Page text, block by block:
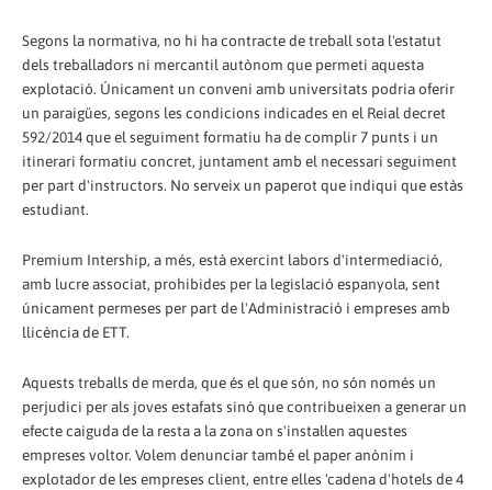
Segons la normativa, no hi ha contracte de treball sota l'estatut
dels treballadors ni mercantil autònom que permeti aquesta
explotació. Únicament un conveni amb universitats podria oferir
un paraigües, segons les condicions indicades en el Reial decret
592/2014 que el seguiment formatiu ha de complir 7 punts i un
itinerari formatiu concret, juntament amb el necessari seguiment
per part d'instructors. No serveix un paperot que indiqui que estàs
estudiant.
Premium Intership, a més, està exercint labors d'intermediació,
amb lucre associat, prohibides per la legislació espanyola, sent
únicament permeses per part de l'Administració i empreses amb
llicència de ETT.
Aquests treballs de merda, que és el que són, no són només un
perjudici per als joves estafats sinó que contribueixen a generar un
efecte caiguda de la resta a la zona on s'instal·len aquestes
empreses voltor. Volem denunciar també el paper anònim i
explotador de les empreses client, entre elles 'cadena d'hotels de 4